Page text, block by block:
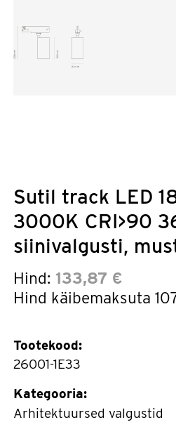
Sutil track LED
3000K CRI>90
siinivalgusti,
Hind: 133,87 €
Hind käibemaksuta
Tootekood:
26001-1E33
Kategooria:
Arhitektuursed valgustid